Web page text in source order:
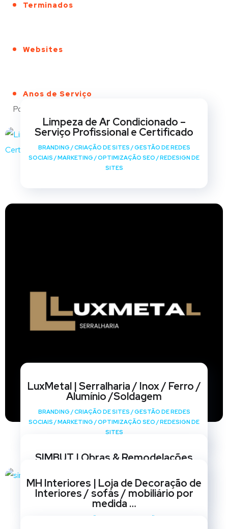
Terminados
Websites
Anos de Serviço
Portfólio
Limpeza de Ar Condicionado –
Serviço Profissional e Certificado
BRANDING /CRIAÇÃO DE SITES /GESTÃO DE REDES
SOCIAIS /MARKETING /OPTIMIZAÇÃO SEO /REDESIGN DE
SITES
LuxMetal | Serralharia / Inox / Ferro /
Alumínio /Soldagem
BRANDING /CRIAÇÃO DE SITES /GESTÃO DE REDES
SOCIAIS /MARKETING /OPTIMIZAÇÃO SEO /REDESIGN DE
SITES
SIMBUT | Obras & Remodelações
SOCIAIS /MARKETING OPTIMIZAÇÃO SEO/ REDESIGN DE
SITES
MH Interiores | Loja de Decoração de
Interiores / sofás / mobiliário por
medida …